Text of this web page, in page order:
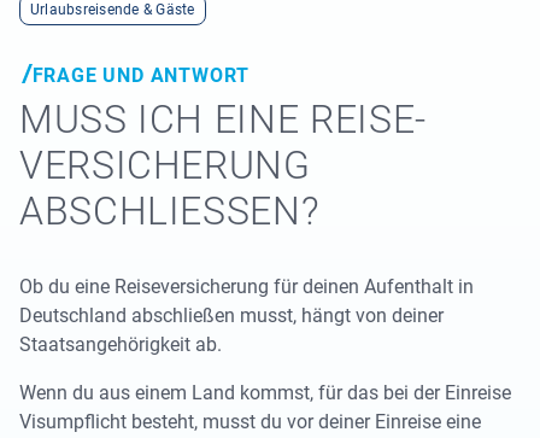
Urlaubsreisende & Gäste
FRAGE UND ANTWORT
MUSS ICH EINE REISE­
VERSICHERUNG
ABSCHLIESSEN?
Ob du eine Reiseversicherung für deinen Aufenthalt in
Deutschland abschließen musst, hängt von deiner
Staatsangehörigkeit ab.
Wenn du aus einem Land kommst, für das bei der Einreise
Visumpflicht besteht, musst du vor deiner Einreise eine